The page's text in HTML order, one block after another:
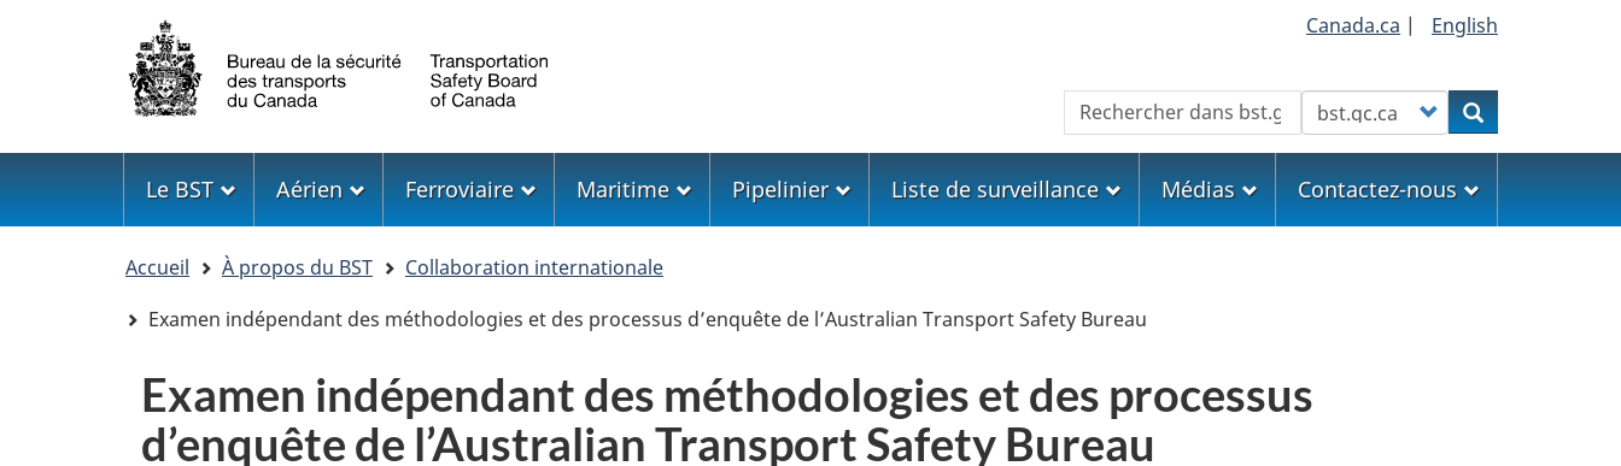
Sélection
de
la
langue
Canada.ca | English
Rechercher Customize your searchRechercher
Menu
Le BST Aérien Ferroviaire Maritime Pipelinier Liste de surveillance Médias Contactez-nous
Accueil À propos du BST
Collaboration internationale
Examen indépendant des méthodologies et des processus d’enquête de l’Australian Transport Safety Bureau
Examen indépendant des méthodologies et des processus
d’enquête de l’Australian Transport Safety Bureau